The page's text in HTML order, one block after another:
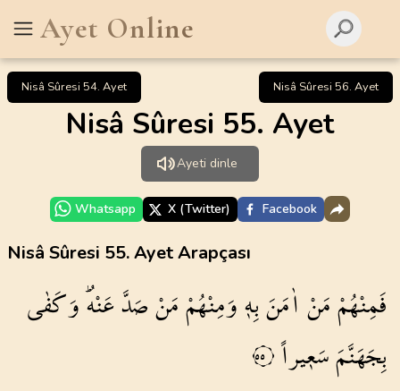
Ayet Online
Nisâ Sûresi 54. Ayet Nisâ Sûresi 56. Ayet
Nisâ Sûresi 55. Ayet
Ayeti dinle
Whatsapp X (Twitter) Facebook
Nisâ Sûresi 55. Ayet Arapçası
فَمِنْهُمْمَنْاٰمَنَبِه۪وَمِنْهُمْمَنْصَدَّعَنْهُۜوَكَفٰى
بِجَهَنَّمَسَع۪يراً ٥٥